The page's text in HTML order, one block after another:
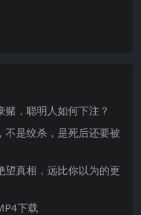
赌，聪明人如何下注？
不是绞杀，是死后还要被
望真相，远比你以为的更
下载